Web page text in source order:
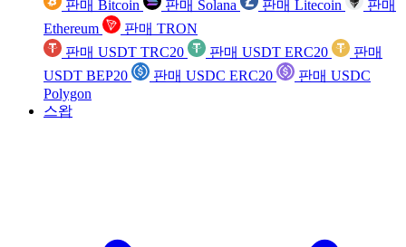
판매 Bitcoin 판매 Solana 판매 Litecoin
판매
Ethereum
판매 TRON
판매 USDT TRC20
판매 USDT ERC20
판매
USDT BEP20
판매 USDC ERC20
판매 USDC
Polygon
스왑